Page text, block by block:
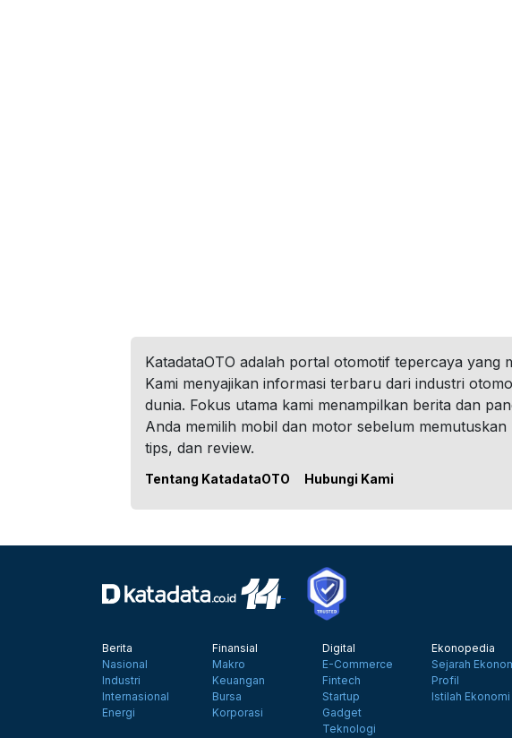
KatadataOTO adalah portal otomotif tepercaya yang
Kami menyajikan informasi terbaru dari industri
dunia. Fokus utama kami menampilkan berita dan
Anda memilih mobil dan motor sebelum
tips, dan review.
Tentang KatadataOTO Hubungi Kami
Berita
Nasional
Industri
Internasional
Energi
Finansial
Makro
Keuangan
Bursa
Korporasi
Digital
E-Commerce
Fintech
Startup
Gadget
Teknologi
Ekonopedia
Sejarah
Profil
Istilah Ekonomi